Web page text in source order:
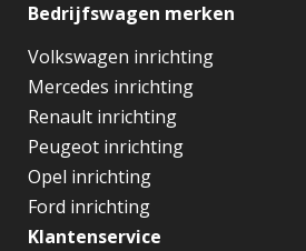
Bedrijfswagen merken
Volkswagen inrichting
Mercedes inrichting
Renault inrichting
Peugeot inrichting
Opel inrichting
Ford inrichting
Klantenservice